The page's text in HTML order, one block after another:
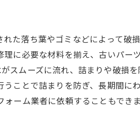
た落ち葉やゴミなどによって破
に必要な材料を揃え、古いパー
スムーズに流れ、詰まりや破損
ことで詰まりを防ぎ、長期間に
ーム業者に依頼することもでき